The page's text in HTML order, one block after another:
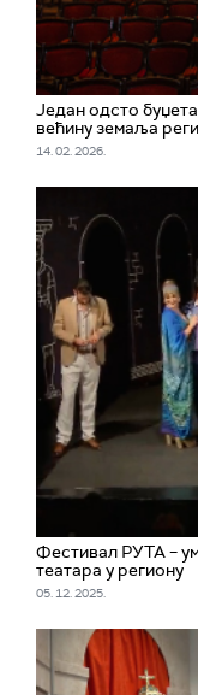
Један одсто
већину земаља
14. 02. 2026.
Фестивал РУТА –
театара у региону
05. 12. 2025.